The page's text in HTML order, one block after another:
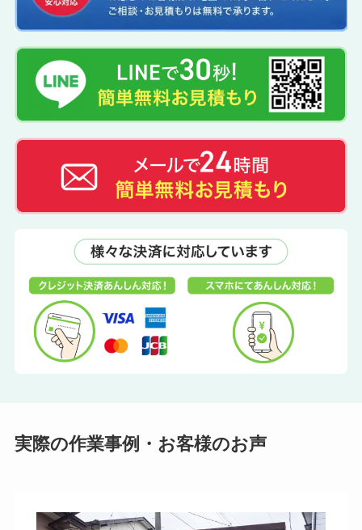
実際の作業事例・お客様のお声